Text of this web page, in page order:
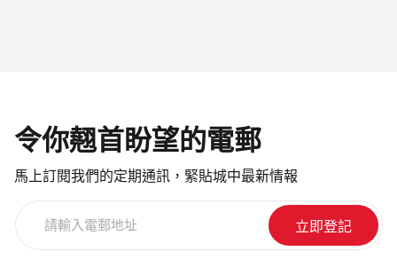
令你翹首盼望的電郵
馬上訂閱我們的定期通訊，緊貼城中最新情報